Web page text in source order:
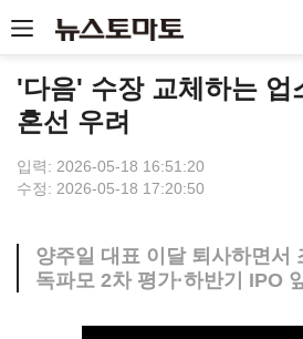
'다음' 수장 교체하는
혼선 우려
입력: 2026-05-18 16:51:20
수정: 2026-05-18 17:20:50
양주일 대표 이달 퇴사하면서
독파모 2차 평가·하반기 IPO